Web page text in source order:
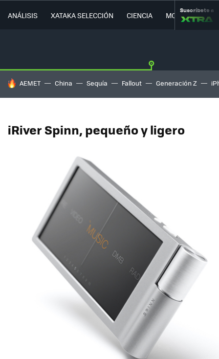
ANÁLISIS XATAKA SELECCIÓN CIENCIA MOVILIDAD
Suscríbete a
HOY SE HABLA DE
AEMET China Sequía Fallout Generación Z
iRiver Spinn, pequeño y ligero